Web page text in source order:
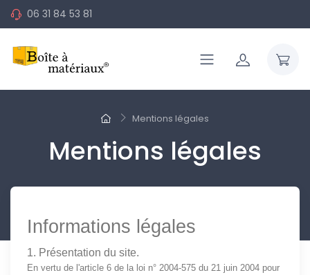
06 31 84 53 81
Mentions légales
Mentions légales
Informations légales
1. Présentation du site.
En vertu de l'article 6 de la loi n° 2004-575 du 21 juin 2004 pour